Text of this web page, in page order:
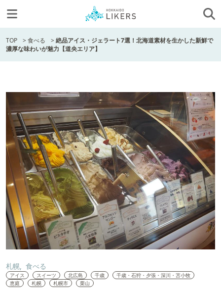
TOP >食べる >絶品アイス・ジェラート7選！北海道素材を生かした新鮮で
濃厚な味わいが魅力【道央エリア】
札幌 食べる
アイス スイーツ 北広島 千歳
千歳・石狩・夕張・深川・苫小牧
恵庭
札幌 札幌市 栗山